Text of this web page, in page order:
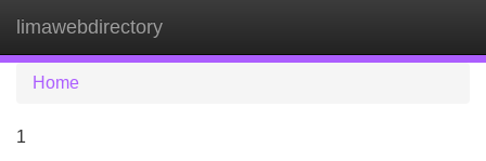
limawebdirectory
Home
1